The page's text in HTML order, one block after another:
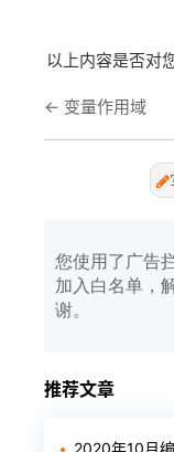
以上内容是否对
← 变量作用域
您使用了广告
加入白名单，
谢。
推荐文章
2020年10月编